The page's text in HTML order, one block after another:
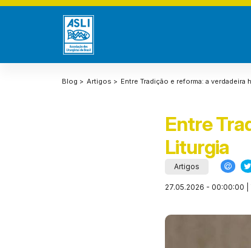
Blog > Artigos > Entre Tradição e reforma: a verdadeira
Entre
Liturgia
Artigos
27.05.2026 - 00:00:00